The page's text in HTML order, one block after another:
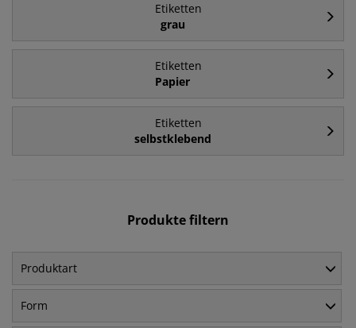
Etiketten
grau
Etiketten
Papier
Etiketten
selbstklebend
Produkte filtern
Produktart
Form